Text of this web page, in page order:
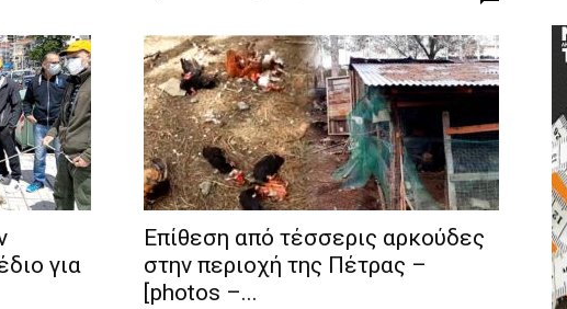
για
Επίθεση από τέσσερις αρκούδες
στην περιοχή της Πέτρας –
[photos –...